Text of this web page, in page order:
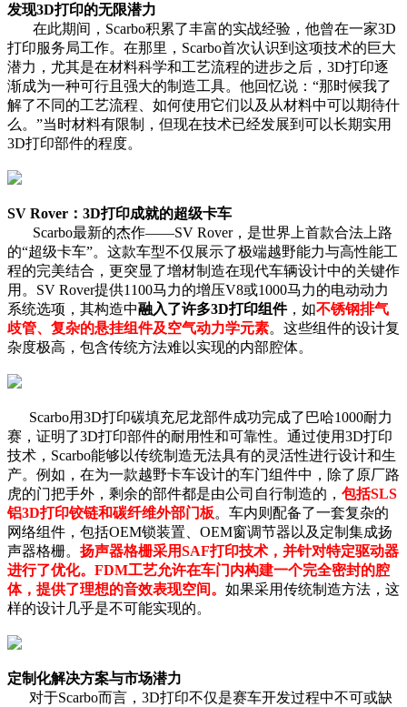
发现3D打印的无限潜力
在此期间，Scarbo积累了丰富的实战经验，他曾在一家3D
打印服务局工作。在那里，Scarbo首次认识到这项技术的巨大
潜力，尤其是在材料科学和工艺流程的进步之后，3D打印逐
渐成为一种可行且强大的制造工具。他回忆说：“那时候我了
解了不同的工艺流程、如何使用它们以及从材料中可以期待什
么。”当时材料有限制，但现在技术已经发展到可以长期实用
3D打印部件的程度。
SV Rover：3D打印成就的超级卡车
Scarbo最新的杰作——SV Rover，是世界上首款合法上路
的“超级卡车”。这款车型不仅展示了极端越野能力与高性能工
程的完美结合，更突显了增材制造在现代车辆设计中的关键作
用。SV Rover提供1100马力的增压V8或1000马力的电动动力
系统选项，其构造中融入了许多3D打印组件，如不锈钢排气
歧管、复杂的悬挂组件及空气动力学元素。这些组件的设计复
杂度极高，包含传统方法难以实现的内部腔体。
Scarbo用3D打印碳填充尼龙部件成功完成了巴哈1000耐力
赛，证明了3D打印部件的耐用性和可靠性。通过使用3D打印
技术，Scarbo能够以传统制造无法具有的灵活性进行设计和生
产。例如，在为一款越野卡车设计的车门组件中，除了原厂路
虎的门把手外，剩余的部件都是由公司自行制造的， 包括SLS
铝3D打印铰链和碳纤维外部门板。车内则配备了一套复杂的
网络组件，包括OEM锁装置、OEM窗调节器以及定制集成扬
声器格栅。 扬声器格栅采用SAF打印技术，并针对特定驱动器
进行了优化。FDM工艺允许在车门内构建一个完全密封的腔
体，提供了理想的音效表现空间。 如果采用传统制造方法，这
样的设计几乎是不可能实现的。
定制化解决方案与市场潜力
对于Scarbo而言，3D打印不仅是赛车开发过程中不可或缺